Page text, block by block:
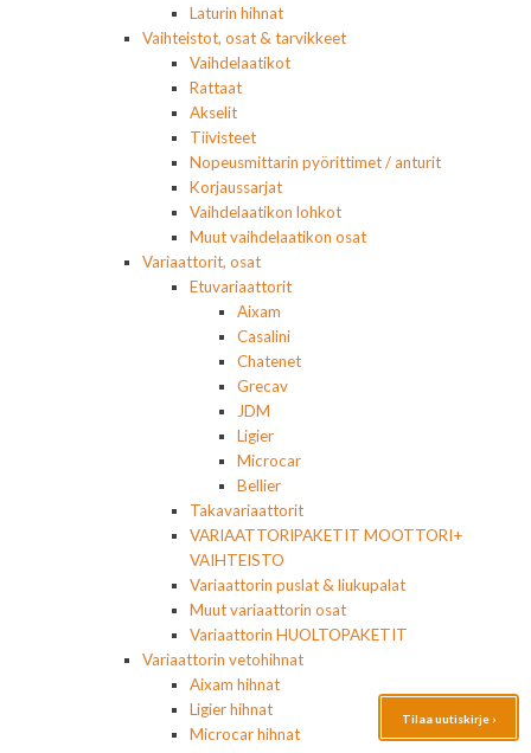
Laturin hihnat
Vaihteistot, osat & tarvikkeet
Vaihdelaatikot
Rattaat
Akselit
Tiivisteet
Nopeusmittarin pyörittimet / anturit
Korjaussarjat
Vaihdelaatikon lohkot
Muut vaihdelaatikon osat
Variaattorit, osat
Etuvariaattorit
Aixam
Casalini
Chatenet
Grecav
JDM
Ligier
Microcar
Bellier
Takavariaattorit
VARIAATTORIPAKETIT MOOTTORI+
VAIHTEISTO
Variaattorin puslat & liukupalat
Muut variaattorin osat
Variaattorin HUOLTOPAKETIT
Variaattorin vetohihnat
Aixam hihnat
Ligier hihnat
Microcar hihnat
Tilaa uutiskirje ›